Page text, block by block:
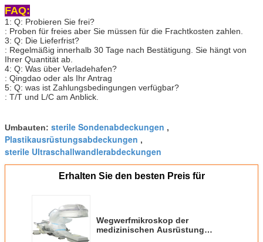
FAQ:
1: Q: Probieren Sie frei?
: Proben für freies aber Sie müssen für die Frachtkosten zahlen.
3: Q: Die Lieferfrist?
: Regelmäßig innerhalb 30 Tage nach Bestätigung. Sie hängt von
Ihrer Quantität ab.
4: Q: Was über Verladehafen?
: Qingdao oder als Ihr Antrag
5: Q: was ist Zahlungsbedingungen verfügbar?
: T/T und L/C am Anblick.
Umbauten: sterile Sondenabdeckungen ,
Plastikausrüstungsabdeckungen ,
sterile Ultraschallwandlerabdeckungen
Erhalten Sie den besten Preis für
Wegwerfmikroskop der
medizinischen Ausrüstung